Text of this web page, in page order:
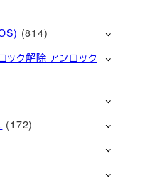
(814)
ク解除 アンロック
(172)